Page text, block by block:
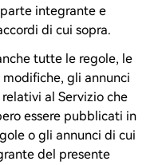
integrante e
di cui sopra.
tutte le regole, le
gli annunci
al Servizio che
essere pubblicati in
o gli annunci di cui
del presente